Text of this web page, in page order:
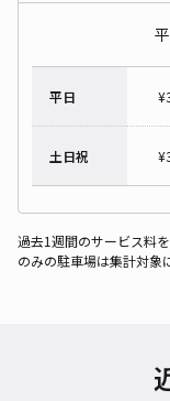
平日 ¥
土日祝 ¥
過去1週間のサービス料
のみの駐車場は集計対象